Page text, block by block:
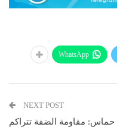
WhatsApp
NEXT POST
حماس: مقاومة الضفة تتراكم